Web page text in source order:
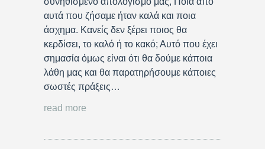
αυτά που ζήσαμε ήταν καλά και ποια
άσχημα. Κανείς δεν ξέρει ποιος θα
κερδίσει, το καλό ή το κακό; Αυτό που έχει
σημασία όμως είναι ότι θα δούμε κάποια
λάθη μας και θα παρατηρήσουμε κάποιες
σωστές πράξεις…
read more